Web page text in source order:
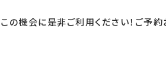
この機会に是非ご利用ください！ご予約